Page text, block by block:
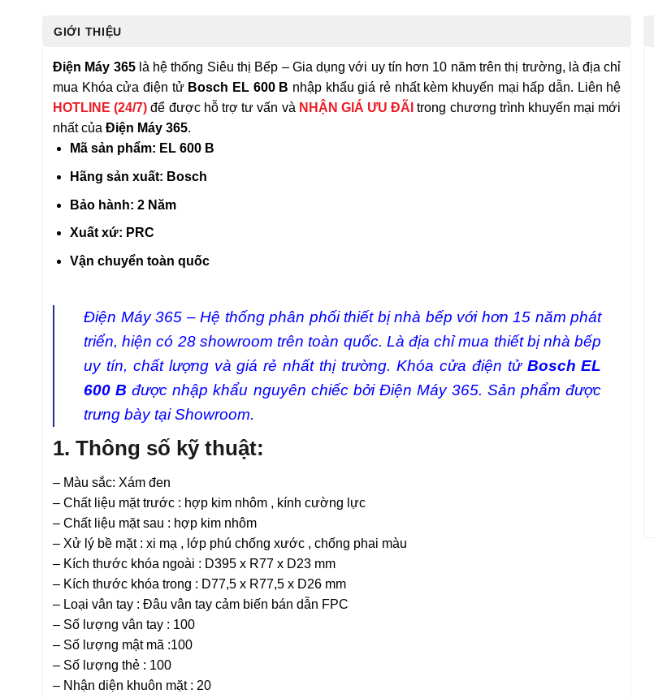
GIỚI THIỆU
Điện Máy 365là hệ thống Siêu thị Bếp – Gia dụng với uy tín hơn 10 năm trên thị trường, là địa chỉ
mua Khóa cửa điện tửBosch EL 600 B nhập khẩu giá rẻ nhất kèm khuyến mại hấp dẫn. Liên hệ
HOTLINE (24/7) để được hỗ trợ tư vấn và NHẬN GIÁ ƯU ĐÃI trong chương trình khuyến mại mới
nhất của Điện Máy 365.
Mã sản phẩm: EL 600 B
Hãng sản xuất: Bosch
Bảo hành: 2 Năm
Xuất xứ: PRC
Vận chuyển toàn quốc
Điện Máy 365 – Hệ thống phân phối thiết bị nhà bếp với hơn 15 năm phát
triển, hiện có 28 showroom trên toàn quốc. Là địa chỉ mua thiết bị nhà bếp
uy tín, chất lượng và giá rẻ nhất thị trường. Khóa cửa điện tử Bosch EL
600 B được nhập khẩu nguyên chiếc bởi Điện Máy 365. Sản phẩm được
trưng bày tại Showroom.
1. Thông số kỹ thuật:
– Màu sắc: Xám đen
– Chất liệu mặt trước : hợp kim nhôm , kính cường lực
– Chất liệu mặt sau : hợp kim nhôm
– Xử lý bề mặt : xi mạ , lớp phú chống xước , chống phai màu
– Kích thước khóa ngoài : D395 x R77 x D23 mm
– Kích thước khóa trong : D77,5 x R77,5 x D26 mm
– Loại vân tay : Đâu vân tay cảm biến bán dẫn FPC
– Số lượng vân tay : 100
– Số lượng mật mã :100
– Số lượng thẻ : 100
– Nhận diện khuôn mặt : 20